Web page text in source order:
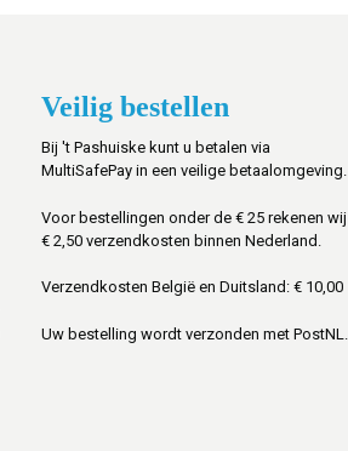
Veilig bestellen
Bij 't Pashuiske kunt u betalen via
MultiSafePay in een veilige betaalomgeving.
Voor bestellingen onder de € 25 rekenen wij
€ 2,50 verzendkosten binnen Nederland.
Verzendkosten België en Duitsland: € 10,00
Uw bestelling wordt verzonden met PostNL.